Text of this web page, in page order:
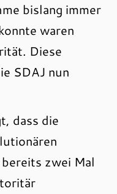
bislang immer
waren
Diese
SDAJ nun
dass die
zwei Mal